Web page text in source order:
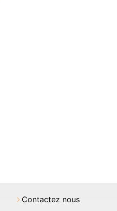
Contactez nous